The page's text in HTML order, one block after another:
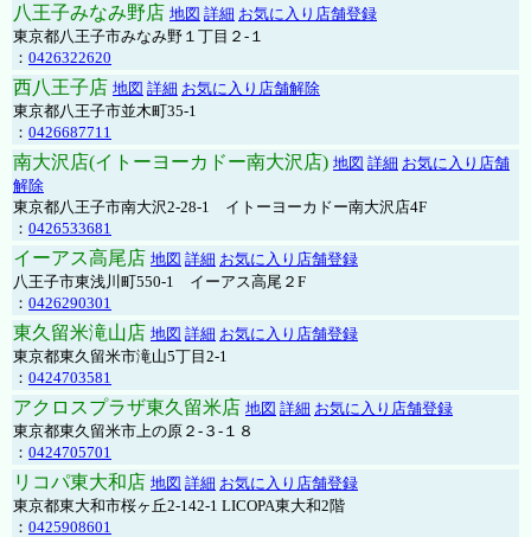
八王子みなみ野店 地図 詳細 お気に入り店舗登録
東京都八王子市みなみ野１丁目２-１
： 0426322620
西八王子店 地図 詳細 お気に入り店舗解除
東京都八王子市並木町35-1
： 0426687711
南大沢店(イトーヨーカドー南大沢店) 地図 詳細 お気に入り店舗
解除
東京都八王子市南大沢2-28-1 イトーヨーカドー南大沢店4F
： 0426533681
イーアス高尾店 地図 詳細 お気に入り店舗登録
八王子市東浅川町550-1 イーアス高尾２F
： 0426290301
東久留米滝山店 地図 詳細 お気に入り店舗登録
東京都東久留米市滝山5丁目2-1
： 0424703581
アクロスプラザ東久留米店 地図 詳細 お気に入り店舗登録
東京都東久留米市上の原２-３-１８
： 0424705701
リコパ東大和店 地図 詳細 お気に入り店舗登録
東京都東大和市桜ヶ丘2-142-1 LICOPA東大和2階
： 0425908601